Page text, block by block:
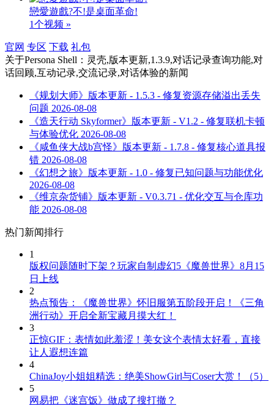
戀愛遊戲?不!是桌面革命!
1个视频 »
官网 专区 下载 礼包
关于Persona Shell：灵壳,版本更新,1.3.9,对话记录查询功能,对
话回顾,互动记录,交流记录,对话体验的新闻
《规划大师》版本更新 - 1.5.3 - 修复资源存储溢出丢失
问题 2026-08-08
《造天行动 Skyformer》版本更新 - V1.2 - 修复联机卡顿
与体验优化 2026-08-08
《咸鱼侠大战b宫怪》版本更新 - 1.7.8 - 修复核心道具报
错 2026-08-08
《幻想之旅》版本更新 - 1.0 - 修复已知问题与功能优化
2026-08-08
《维京杂货铺》版本更新 - V0.3.71 - 优化交互与仓库功
能 2026-08-08
热门新闻排行
1
版权问题随时下架？玩家自制虚幻5《魔兽世界》8月15
日上线
2
热点预告：《魔兽世界》怀旧服第五阶段开启！《三角
洲行动》开启全新宝藏月摸大红！
3
正惊GIF：表情如此羞涩！美女这个表情太好看，直接
让人遐想连篇
4
ChinaJoy小姐姐精选：绝美ShowGirl与Coser大赏！（5）
5
网易把《迷宫饭》做成了搜打撤？